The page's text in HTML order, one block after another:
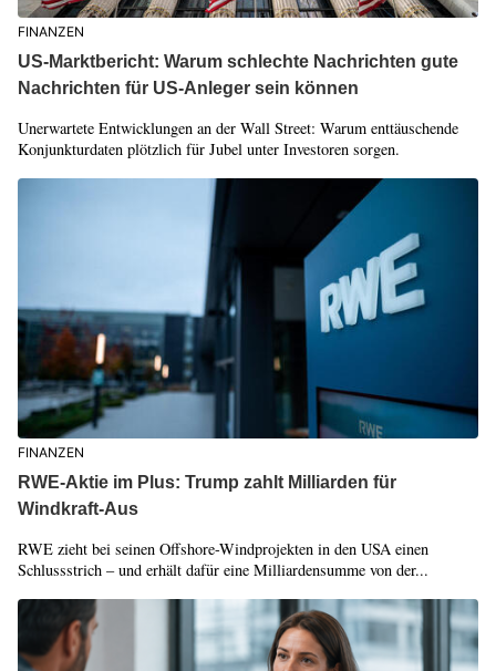
FINANZEN
US-Marktbericht: Warum schlechte Nachrichten gute
Nachrichten für US-Anleger sein können
Unerwartete Entwicklungen an der Wall Street: Warum enttäuschende
Konjunkturdaten plötzlich für Jubel unter Investoren sorgen.
FINANZEN
RWE-Aktie im Plus: Trump zahlt Milliarden für
Windkraft-Aus
RWE zieht bei seinen Offshore-Windprojekten in den USA einen
Schlussstrich – und erhält dafür eine Milliardensumme von der...